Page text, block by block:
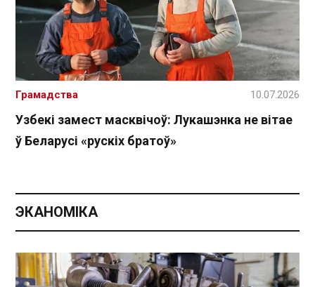
Узбекі замест масквічоў: Лукашэнка не вітае
ў Беларусі «рускіх братоў»
Грамадства 10.07.2026
ЭКАНОМІКА